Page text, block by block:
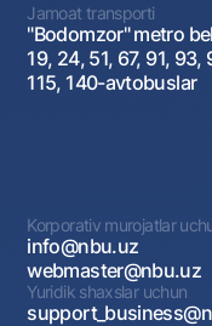
Jamoat transporti
"Bodomzor" metro
19, 24, 51, 67, 91, 93,
115, 140-avtobuslar
Korporativ murojatlar
info@nbu.uz
webmaster@nbu.uz
Yuridik shaxslar uchun